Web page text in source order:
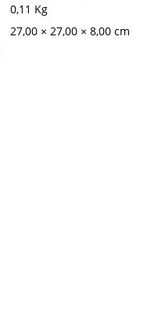
0,11 Kg
27,00 × 27,00 × 8,00 cm